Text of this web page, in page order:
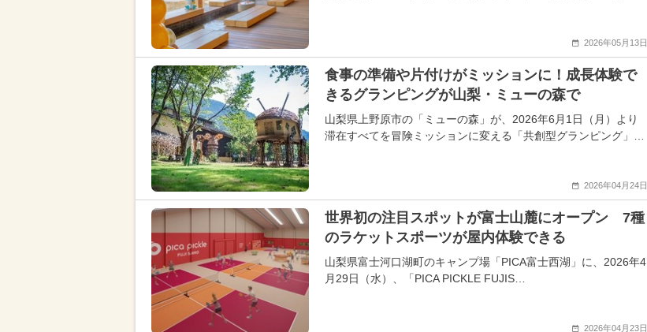
2026年05月13日
食事の準備や片付けがミッションに！成長体験で
きるグランピングが山梨・ミューの森で
山梨県上野原市の「ミューの森」が、2026年6月1日（月）より
滞在すべてを冒険ミッションに変える「共創型グランピング」…
2026年04月24日
世界初の注目スポットが富士山麓にオープン 7種
のラケットスポーツが屋内体験できる
山梨県富士河口湖町のキャンプ場「PICA富士西湖」に、2026年4
月29日（水）、「PICA PICKLE FUJIS…
2026年04月23日